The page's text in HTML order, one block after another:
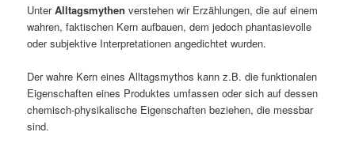
UnterAlltagsmythenverstehen wir Erzählungen, die auf einem
wahren, faktischen Kern aufbauen, dem jedoch phantasievolle
oder subjektive Interpretationen angedichtet wurden.
Der wahre Kern eines Alltagsmythos kann z.B. die funktionalen
Eigenschaften eines Produktes umfassen oder sich auf dessen
chemisch-physikalische Eigenschaften beziehen, die messbar
sind.